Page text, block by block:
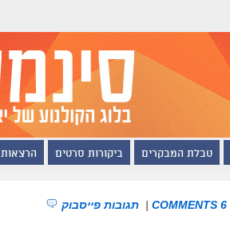
טבלת המבקרים ביקורות סרטים הרצאות
6 COMMENTS
| תגובות פייסבוק